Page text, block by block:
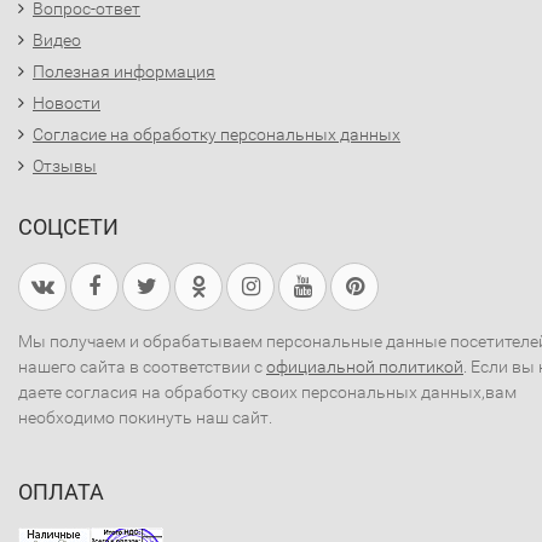
Вопрос-ответ
Видео
Полезная информация
Новости
Согласие на обработку персональных данных
Отзывы
СОЦСЕТИ
Мы получаем и обрабатываем персональные данные
нашего сайта в соответствии софициальной политикой . Если вы
даете согласия на обработку своих персональных данных,вам
необходимо покинуть наш сайт.
ОПЛАТА